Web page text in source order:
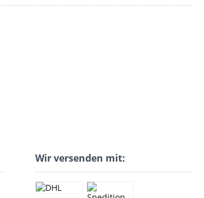
Wir versenden mit: